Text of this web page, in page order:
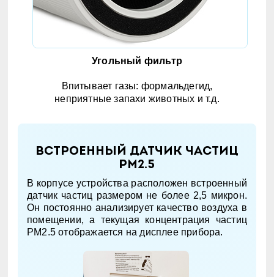
Угольный фильтр
Впитывает газы: формальдегид,
неприятные запахи животных и т.д.
Встроенный датчик частиц
PM2.5
В корпусе устройства расположен встроенный
датчик частиц размером не более 2,5 микрон.
Он постоянно анализирует качество воздуха в
помещении, а текущая концентрация частиц
PM2.5 отображается на дисплее прибора.